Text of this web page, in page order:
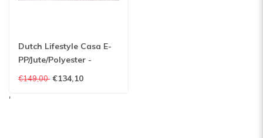
Dutch Lifestyle Casa E-
PP/Jute/Polyester -
Vloerkleed - Multicolor
€149,00 €134,10
'